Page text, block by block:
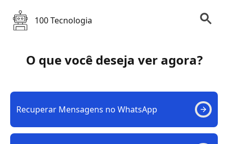
100 Tecnologia
O que você deseja ver agora?
Recuperar Mensagens no WhatsApp